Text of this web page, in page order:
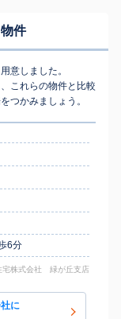
件
意しました。
これらの物件と比較
つかみましょう。
6分
宅株式会社 緑が丘支店
に